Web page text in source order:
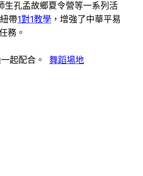
生孔孟故鄉夏令營等一系列活
帶1對1教學 ，增強了中華平易
務。
起配合。 舞蹈場地